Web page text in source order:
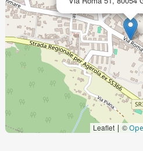
Leaflet | ©